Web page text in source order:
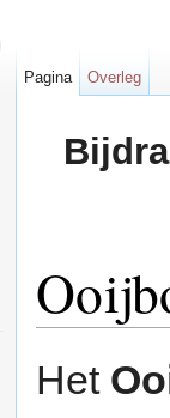
Het
Pagina Overleg